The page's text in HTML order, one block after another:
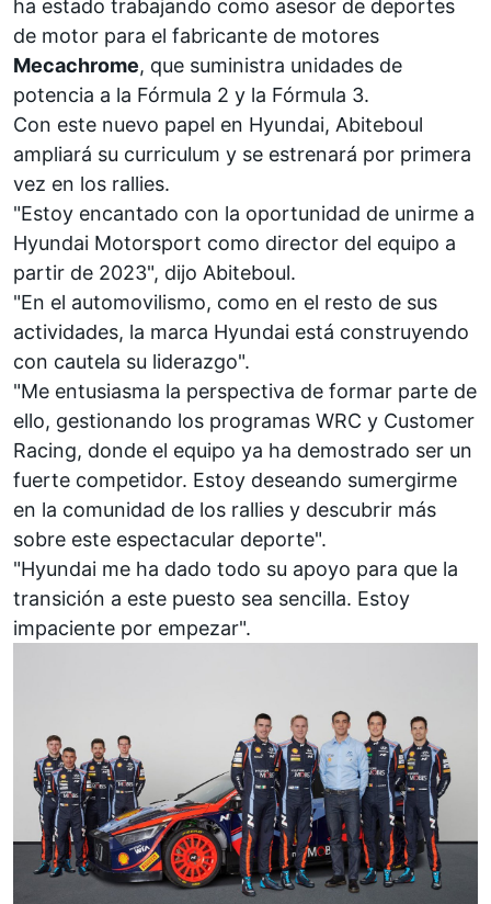
ha estado trabajando como asesor de deportes
de motor para el fabricante de motores
Mecachrome, que suministra unidades de
potencia a la Fórmula 2 y la Fórmula 3.
Con este nuevo papel en Hyundai, Abiteboul
ampliará su curriculum y se estrenará por primera
vez en los rallies.
"Estoy encantado con la oportunidad de unirme a
Hyundai Motorsport como director del equipo a
partir de 2023", dijo Abiteboul.
"En el automovilismo, como en el resto de sus
actividades, la marca Hyundai está construyendo
con cautela su liderazgo".
"Me entusiasma la perspectiva de formar parte de
ello, gestionando los programas WRC y Customer
Racing, donde el equipo ya ha demostrado ser un
fuerte competidor. Estoy deseando sumergirme
en la comunidad de los rallies y descubrir más
sobre este espectacular deporte".
"Hyundai me ha dado todo su apoyo para que la
transición a este puesto sea sencilla. Estoy
impaciente por empezar".